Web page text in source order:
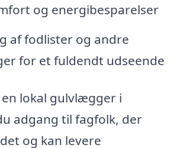
og energibesparelser
af fodlister og andre
for et fuldendt udseende
lokal gulvlægger i
adgang til fagfolk, der
og kan levere